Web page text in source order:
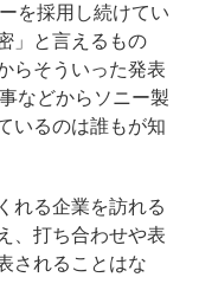
を採用し続けてい
」と言えるもの
らそういった発表
などからソニー製
いるのは誰もが知
れる企業を訪れる
、打ち合わせや表
されることはな